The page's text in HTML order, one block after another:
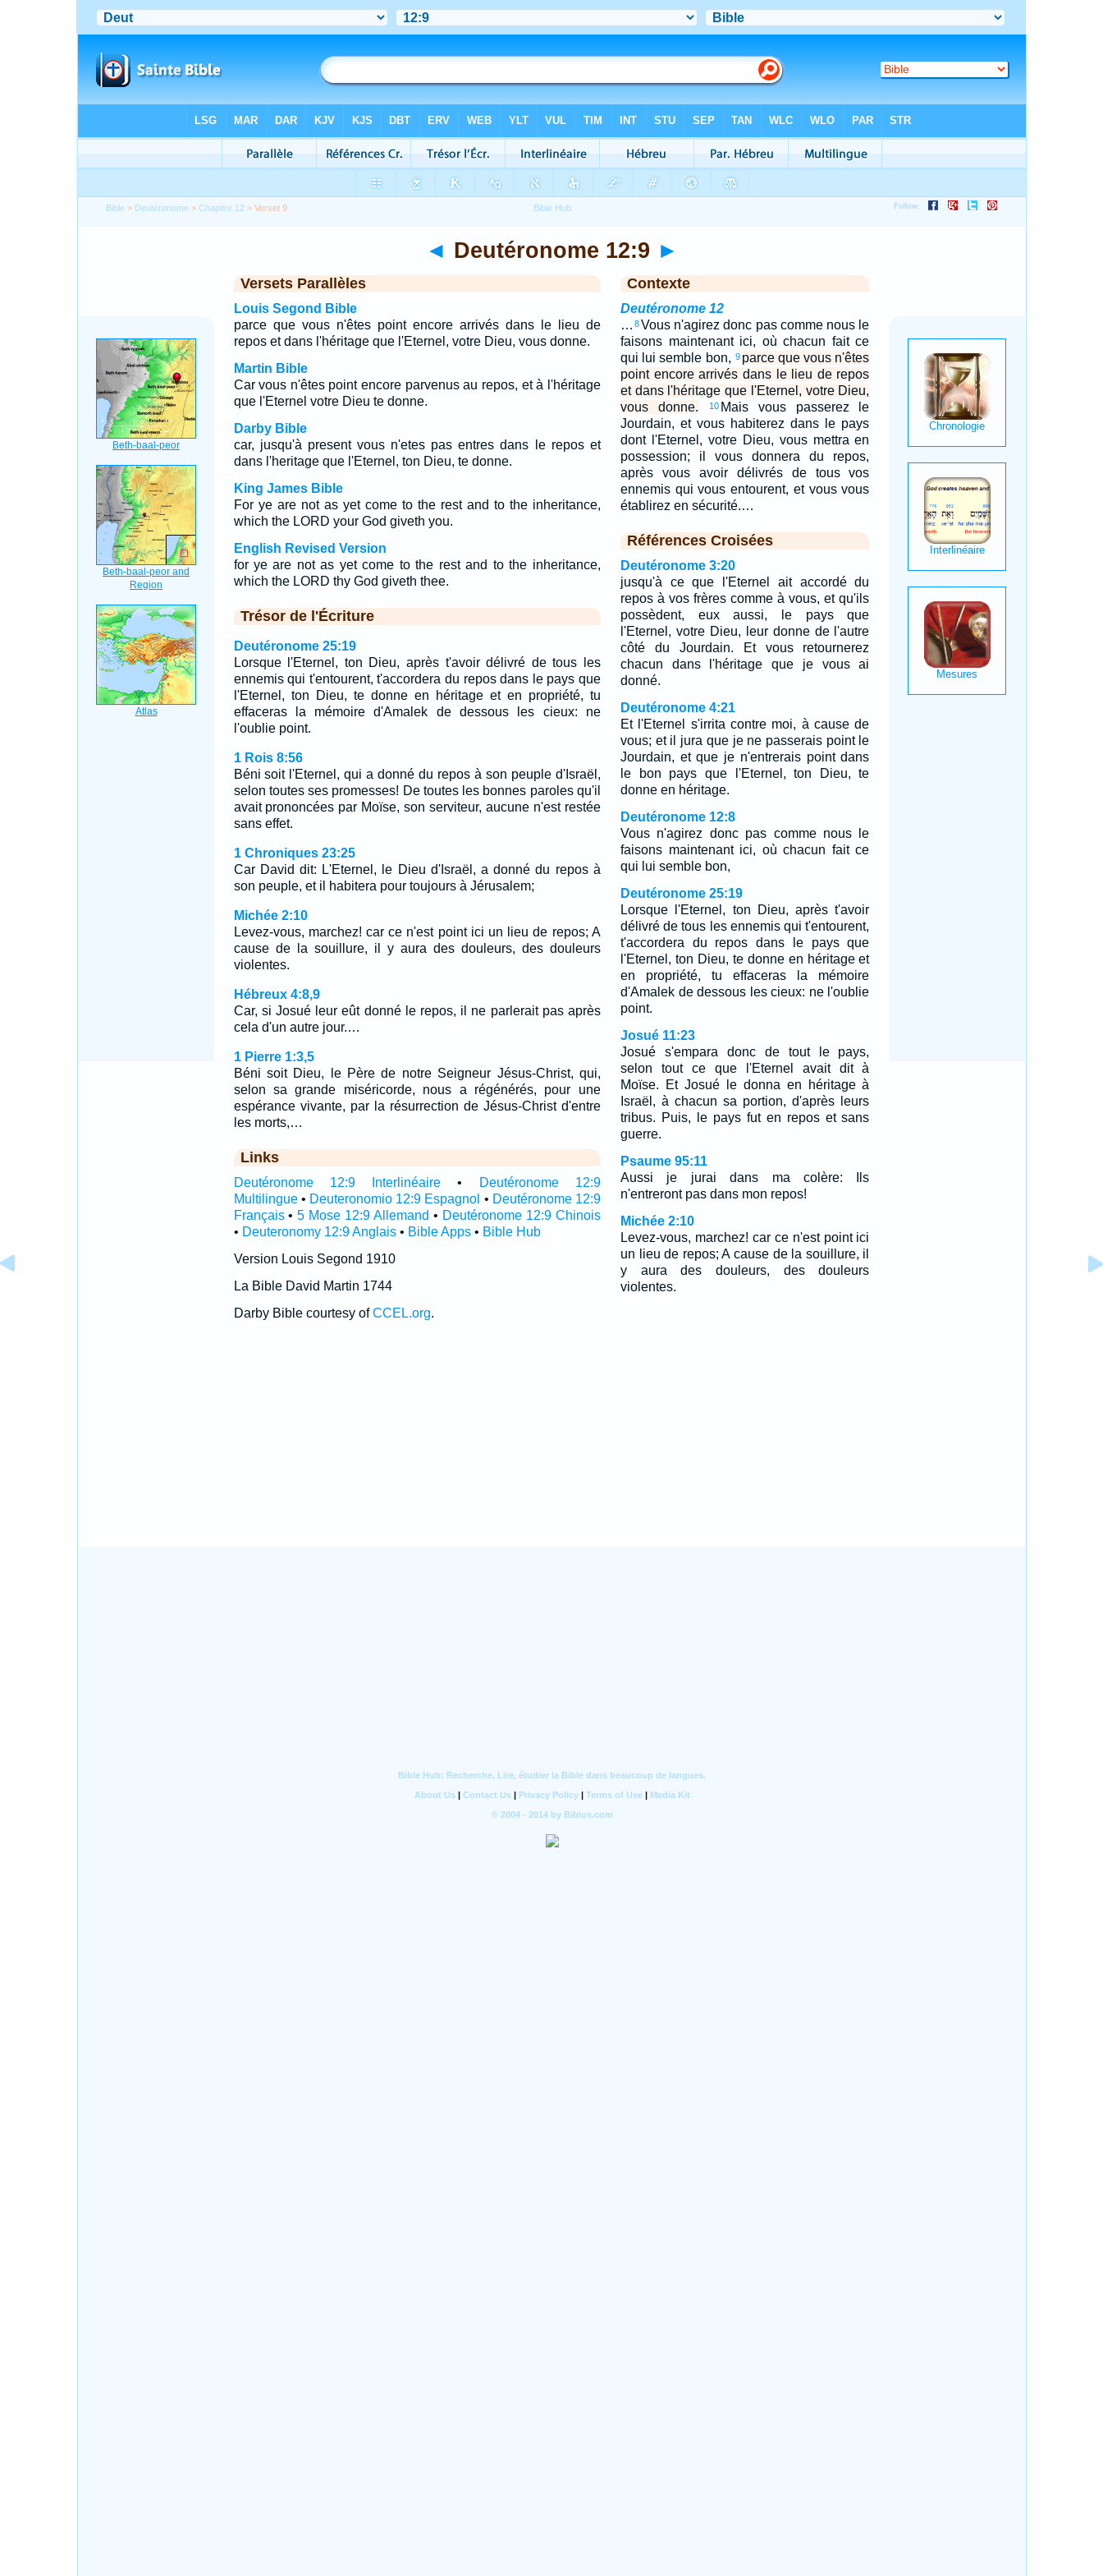
Bible > Deutéronome >Chapitre 12 > Verset 9
◄ Deutéronome 12:9 ►
Versets Parallèles
Louis Segond Bible
parce que vous n'êtes point encore arrivés dans le lieu de
repos et dans l'héritage que l'Eternel, votre Dieu, vous donne.
Martin Bible
Car vous n'êtes point encore parvenus au repos, et à l'héritage
que l'Eternel votre Dieu te donne.
Darby Bible
car, jusqu'à present vous n'etes pas entres dans le repos et
dans l'heritage que l'Eternel, ton Dieu, te donne.
King James Bible
For ye are not as yet come to the rest and to the inheritance,
which the LORD your God giveth you.
English Revised Version
for ye are not as yet come to the rest and to the inheritance,
which the LORD thy God giveth thee.
Trésor de l'Écriture
Deutéronome 25:19
Lorsque l'Eternel, ton Dieu, après t'avoir délivré de tous les
ennemis qui t'entourent, t'accordera du repos dans le pays que
l'Eternel, ton Dieu, te donne en héritage et en propriété, tu
effaceras la mémoire d'Amalek de dessous les cieux: ne
l'oublie point.
1 Rois 8:56
Béni soit l'Eternel, qui a donné du repos à son peuple d'Israël,
selon toutes ses promesses! De toutes les bonnes paroles qu'il
avait prononcées par Moïse, son serviteur, aucune n'est restée
sans effet.
1 Chroniques 23:25
Car David dit: L'Eternel, le Dieu d'Israël, a donné du repos à
son peuple, et il habitera pour toujours à Jérusalem;
Michée 2:10
Levez-vous, marchez! car ce n'est point ici un lieu de repos; A
cause de la souillure, il y aura des douleurs, des douleurs
violentes.
Hébreux 4:8,9
Car, si Josué leur eût donné le repos, il ne parlerait pas après
cela d'un autre jour.…
1 Pierre 1:3,5
Béni soit Dieu, le Père de notre Seigneur Jésus-Christ, qui,
selon sa grande miséricorde, nous a régénérés, pour une
espérance vivante, par la résurrection de Jésus-Christ d'entre
les morts,…
Links
Deutéronome 12:9 Interlinéaire •
Deutéronome 12:9
Multilingue• Deuteronomio 12:9 Espagnol • Deutéronome 12:9
Français•5 Mose 12:9 Allemand • Deutéronome 12:9 Chinois
• Deuteronomy 12:9 Anglais• Bible Apps• Bible Hub
Version Louis Segond 1910
La Bible David Martin 1744
Darby Bible courtesy ofCCEL.org.
Contexte
Deutéronome 12
… 8Vous n'agirez donc pas comme nous le
faisons maintenant ici, où chacun fait ce
qui lui semble bon, 9 parce que vous n'êtes
point encore arrivés dans le lieu de repos
et dans l'héritage que l'Eternel, votre Dieu,
vous donne.
10 Mais vous passerez le
Jourdain, et vous habiterez dans le pays
dont l'Eternel, votre Dieu, vous mettra en
possession; il vous donnera du repos,
après vous avoir délivrés de tous vos
ennemis qui vous entourent, et vous vous
établirez en sécurité.…
Références Croisées
Deutéronome 3:20
jusqu'à ce que l'Eternel ait accordé du
repos à vos frères comme à vous, et qu'ils
possèdent, eux aussi, le pays que
l'Eternel, votre Dieu, leur donne de l'autre
côté du Jourdain. Et vous retournerez
chacun dans l'héritage que je vous ai
donné.
Deutéronome 4:21
Et l'Eternel s'irrita contre moi, à cause de
vous; et il jura que je ne passerais point le
Jourdain, et que je n'entrerais point dans
le bon pays que l'Eternel, ton Dieu, te
donne en héritage.
Deutéronome 12:8
Vous n'agirez donc pas comme nous le
faisons maintenant ici, où chacun fait ce
qui lui semble bon,
Deutéronome 25:19
Lorsque l'Eternel, ton Dieu, après t'avoir
délivré de tous les ennemis qui t'entourent,
t'accordera du repos dans le pays que
l'Eternel, ton Dieu, te donne en héritage et
en propriété, tu effaceras la mémoire
d'Amalek de dessous les cieux: ne l'oublie
point.
Josué 11:23
Josué s'empara donc de tout le pays,
selon tout ce que l'Eternel avait dit à
Moïse. Et Josué le donna en héritage à
Israël, à chacun sa portion, d'après leurs
tribus. Puis, le pays fut en repos et sans
guerre.
Psaume 95:11
Aussi je jurai dans ma colère: Ils
n'entreront pas dans mon repos!
Michée 2:10
Levez-vous, marchez! car ce n'est point ici
un lieu de repos; A cause de la souillure, il
y aura des douleurs, des douleurs
violentes.